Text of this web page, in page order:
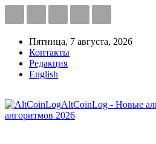
Пятница, 7 августа, 2026
Контакты
Редакция
English
AltCoinLog - Новые
алгоритмов 2026